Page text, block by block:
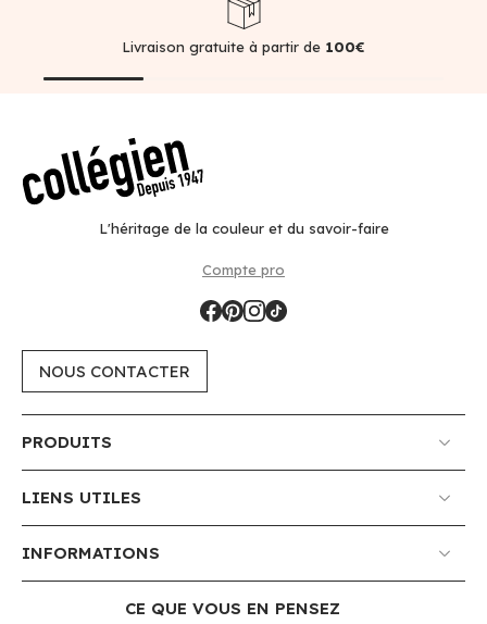
Livraison gratuite à partir de 100€
L'héritage de la couleur et du savoir-faire
Compte pro
NOUS CONTACTER
PRODUITS
LIENS UTILES
INFORMATIONS
CE QUE VOUS EN PENSEZ